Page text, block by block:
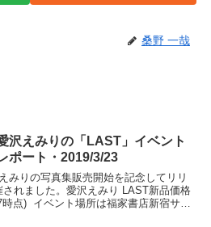
桑野 一哉
沢えみりの「LAST」イベント
ポート・2019/3/23
みりの写真集販売開始を記念してリリ
れました。愛沢えみり LAST新品価格
点) イベント場所は福家書店新宿サブ